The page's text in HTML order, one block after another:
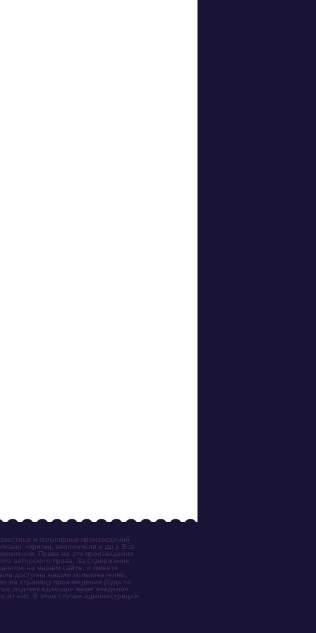
и популярных произведений
скрипки, виолончели и др.). Все
Права на эти произведения
авторского права. За содержание
на нашем сайте, и имеете
доступна нашим пользователям,
на страницу произведения (будь то
подтверждающие ваше владение
из них. В этом случае администрация